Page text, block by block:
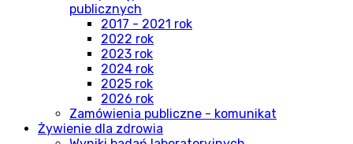
publicznych
2017 - 2021 rok
2022 rok
2023 rok
2024 rok
2025 rok
2026 rok
Zamówienia publiczne - komunikat
Żywienie dla zdrowia